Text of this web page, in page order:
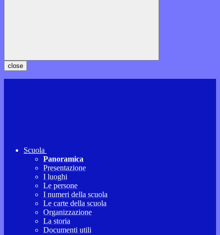
close
Scuola
Panoramica
Presentazione
I luoghi
Le persone
I numeri della scuola
Le carte della scuola
Organizzazione
La storia
Documenti utili